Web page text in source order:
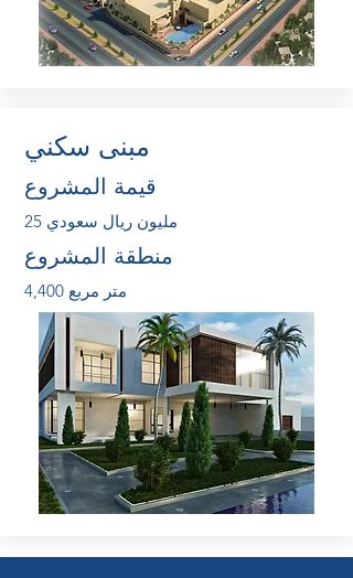
مبنى سكني
قيمة المشروع
25 مليون ريال سعودي
منطقة المشروع
4,400 متر مربع